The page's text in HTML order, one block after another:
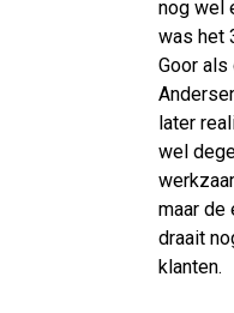
nog wel
was het
Goor
later
wel
maar de
draait
klanten.